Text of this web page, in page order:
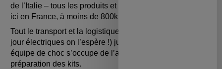
de l’Italie – tous les produits et emballages sont produits
ici en France, à moins de 800km de chez vous !
Tout le transport et la logistique se fait par camion (un
jour électriques on l’espère !) jusqu’à Paris, où leur
équipe de choc s’occupe de l’assemblage et de la
préparation des kits.